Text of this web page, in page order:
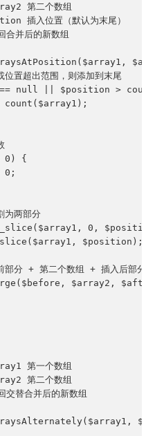
第二个数组
插入位置（默认为末尾）
并后的新数组
超出范围，则添加到末尾
null || $position >
{
两部分
0,
$position);
+ 第二个数组 + 插入后部分
$array2,
第一个数组
第二个数组
合并后的新数组